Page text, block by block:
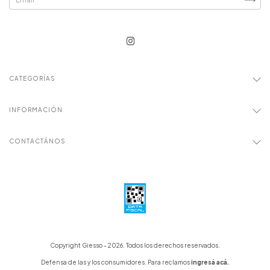
CATEGORÍAS
INFORMACIÓN
CONTACTÁNOS
Copyright Giesso - 2026. Todos los derechos reservados.
Defensa de las y los consumidores. Para reclamosingresá acá.